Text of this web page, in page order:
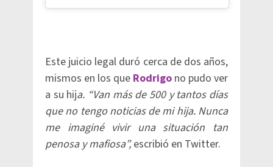
Este juicio legal duró cerca de dos años,
mismos en los que Rodrigo no pudo ver
a su hija. “Van más de 500 y tantos días
que no tengo noticias de mi hija. Nunca
me imaginé vivir una situación tan
penosa y mafiosa”,escribió en Twitter.